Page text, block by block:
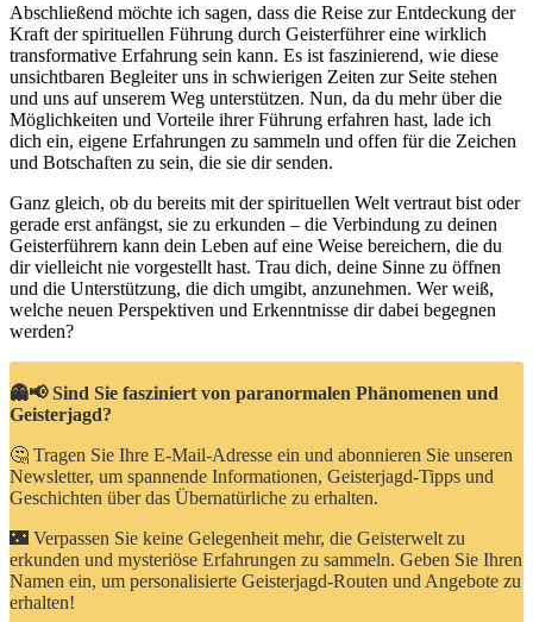
Abschließend möchte ich sagen, dass die Reise zur Entdeckung der
Kraft der spirituellen Führung durch Geisterführer eine wirklich
transformative Erfahrung sein kann. Es ist faszinierend, wie diese
unsichtbaren Begleiter uns in schwierigen Zeiten zur Seite stehen
und uns auf unserem Weg unterstützen. Nun, da du mehr über die
Möglichkeiten und Vorteile ihrer Führung erfahren hast, lade ich
dich ein, eigene Erfahrungen zu sammeln und offen für die Zeichen
und Botschaften zu sein, die sie dir senden.
Ganz gleich, ob du bereits mit der spirituellen Welt vertraut bist oder
gerade erst anfängst, sie zu erkunden – die Verbindung zu deinen
Geisterführern kann dein Leben auf eine Weise bereichern, die du
dir vielleicht nie vorgestellt hast. Trau dich, deine Sinne zu öffnen
und die Unterstützung, die dich umgibt, anzunehmen. Wer weiß,
welche neuen Perspektiven und Erkenntnisse dir dabei begegnen
werden?
👻📢 Sind Sie fasziniert von paranormalen Phänomenen und
Geisterjagd?
🤔 Tragen Sie Ihre E-Mail-Adresse ein und abonnieren Sie unseren
Newsletter, um spannende Informationen, Geisterjagd-Tipps und
Geschichten über das Übernatürliche zu erhalten.
🌃 Verpassen Sie keine Gelegenheit mehr, die Geisterwelt zu
erkunden und mysteriöse Erfahrungen zu sammeln. Geben Sie Ihren
Namen ein, um personalisierte Geisterjagd-Routen und Angebote zu
erhalten!